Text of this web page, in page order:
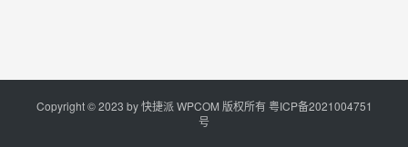
Copyright © 2023 by快捷派WPCOM 版权所有粤ICP备2021004751
号